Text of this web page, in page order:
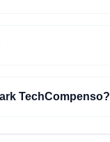
TechCompenso?